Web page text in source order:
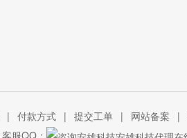
| 付款方式 | 提交工单 | 网站备案 |